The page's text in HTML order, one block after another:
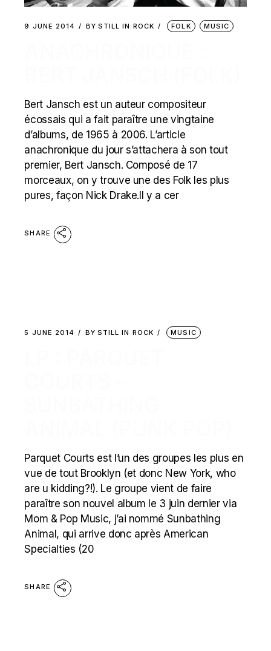
9 JUNE 2014 BY STILL IN ROCK FOLK MUSIC
Bert Jansch est un auteur compositeur
écossais qui a fait paraître une vingtaine
d’albums, de 1965 à 2006. L’article
anachronique du jour s’attachera à son tout
premier, Bert Jansch. Composé de 17
morceaux, on y trouve une des Folk les plus
pures, façon Nick Drake.Il y a cer
SHARE
5 JUNE 2014 BY STILL IN ROCK MUSIC
Parquet Courts est l’un des groupes les plus en
vue de tout Brooklyn (et donc New York, who
are u kidding?!). Le groupe vient de faire
paraître son nouvel album le 3 juin dernier via
Mom & Pop Music, j’ai nommé Sunbathing
Animal, qui arrive donc après American
Specialties (20
SHARE